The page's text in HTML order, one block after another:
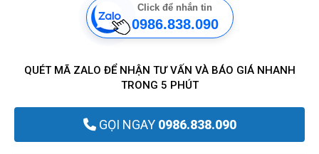
Click để nhắn tin
0986.838.090
QUÉT MÃ ZALO ĐỂ NHẬN TƯ VẤN VÀ BÁO GIÁ NHANH
TRONG 5 PHÚT
GỌI NGAY0986.838.090